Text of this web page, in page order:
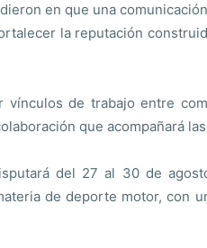
en que una
la reputación
vínculos de trabajo entre
que acompañará
del 27 al 30 de
de deporte motor, con